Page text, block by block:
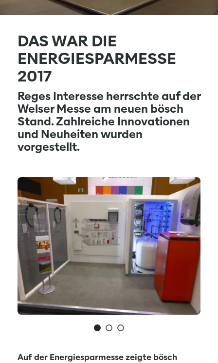
DAS WAR DIE
ENERGIESPARMESSE
2017
Reges Interesse herrschte auf der
Welser Messe am neuen bösch
Stand. Zahlreiche Innovationen
und Neuheiten wurden
vorgestellt.
Auf der Energiesparmesse zeigte bösch